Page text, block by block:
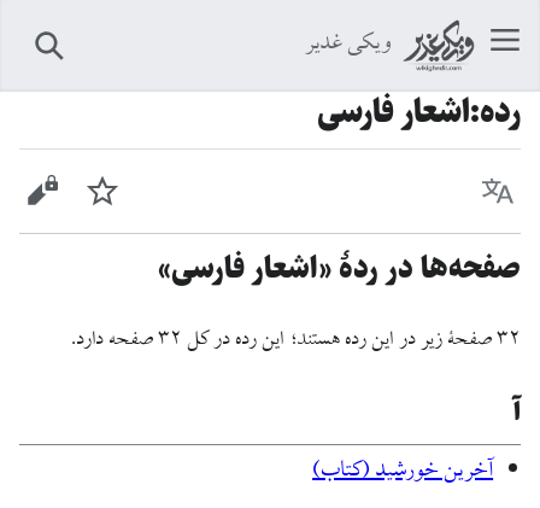
ویکی غدیر
رده:اشعار فارسی
زبان پیگیری
صفحه‌ها در ردهٔ «اشعار فارسی»
۳۲ صفحۀ زیر در این رده هستند؛ این رده در کل ۳۲ صفحه دارد.
آ
آخرین خورشید (کتاب)